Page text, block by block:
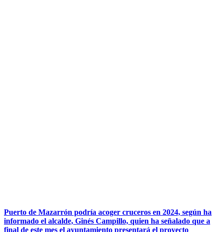
Puerto de Mazarrón podría acoger cruceros en 2024, según ha
informado el alcalde, Ginés Campillo, quien ha señalado que a
final de este mes el ayuntamiento presentará el proyecto